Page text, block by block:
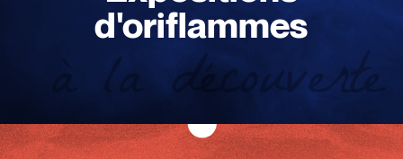
d'oriflammes